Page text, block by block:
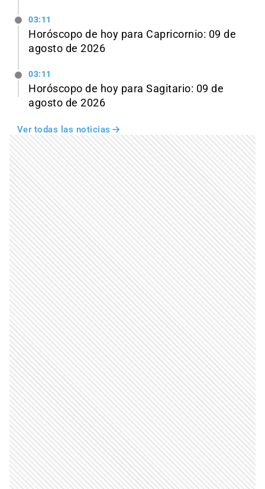
03:11
Horóscopo de hoy para Capricornio: 09 de
agosto de 2026
03:11
Horóscopo de hoy para Sagitario: 09 de
agosto de 2026
Ver todas las noticias